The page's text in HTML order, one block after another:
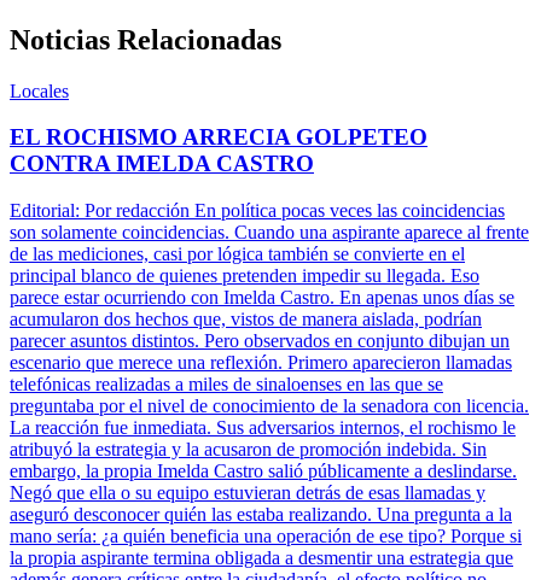
Noticias Relacionadas
Locales
EL ROCHISMO ARRECIA GOLPETEO
CONTRA IMELDA CASTRO
Editorial: Por redacción En política pocas veces las coincidencias
son solamente coincidencias. Cuando una aspirante aparece al frente
de las mediciones, casi por lógica también se convierte en el
principal blanco de quienes pretenden impedir su llegada. Eso
parece estar ocurriendo con Imelda Castro. En apenas unos días se
acumularon dos hechos que, vistos de manera aislada, podrían
parecer asuntos distintos. Pero observados en conjunto dibujan un
escenario que merece una reflexión. Primero aparecieron llamadas
telefónicas realizadas a miles de sinaloenses en las que se
preguntaba por el nivel de conocimiento de la senadora con licencia.
La reacción fue inmediata. Sus adversarios internos, el rochismo le
atribuyó la estrategia y la acusaron de promoción indebida. Sin
embargo, la propia Imelda Castro salió públicamente a deslindarse.
Negó que ella o su equipo estuvieran detrás de esas llamadas y
aseguró desconocer quién las estaba realizando. Una pregunta a la
mano sería: ¿a quién beneficia una operación de ese tipo? Porque si
la propia aspirante termina obligada a desmentir una estrategia que